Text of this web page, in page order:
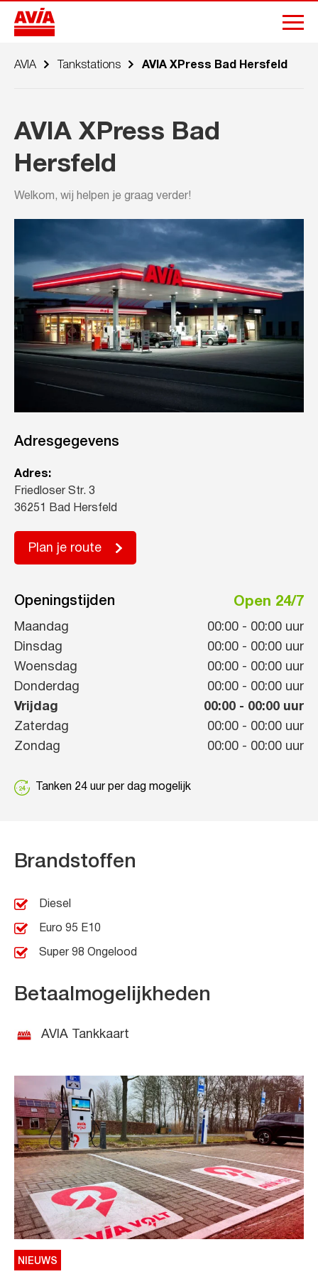
AVIA Tankstations AVIA XPress Bad Hersfeld
AVIA XPress Bad
Hersfeld
Welkom, wij helpen je graag verder!
Adresgegevens
Adres:
Friedloser Str. 3
36251 Bad Hersfeld
Plan je route
Openingstijden Open 24/7
Maandag 00:00 - 00:00 uur
Dinsdag
00:00 - 00:00 uur
Woensdag
00:00 - 00:00 uur
Donderdag
00:00 - 00:00 uur
Vrijdag
00:00 - 00:00 uur
Zaterdag
00:00 - 00:00 uur
Zondag
00:00 - 00:00 uur
Tanken 24 uur per dag mogelijk
Brandstoffen
Diesel
Euro 95 E10
Super 98 Ongelood
Betaalmogelijkheden
AVIA Tankkaart
NIEUWS